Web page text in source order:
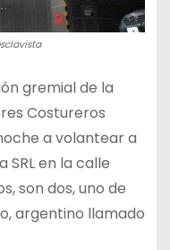
gremial de la
Costureros
a volantear a
en la calle
son dos, uno de
argentino llamado